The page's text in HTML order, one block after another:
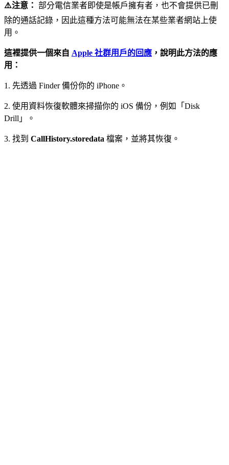
⚠️注意： 部分電信業者即使是帳戶擁有者，也不會提供已刪
除的通話記錄，因此這種方法可能無法在某些業者網站上使
用。
這裡提供一個來自 Apple 社群用戶的回應 ，說明此方法的應
用：
1. 先透過 Finder 備份你的 iPhone。
2. 使用資料恢復軟體來掃描你的 iOS 備份，例如「Disk
Drill」。
3. 找到 CallHistory.storedata 檔案，並將其恢復。